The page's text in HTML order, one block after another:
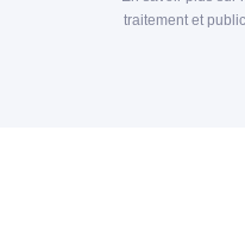
traitement et